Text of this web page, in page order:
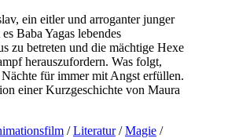
ein eitler und arroganter junger
Baba Yagas lebendes
zu betreten und die mächtige Hexe
herauszufordern. Was folgt,
für immer mit Angst erfüllen.
einer Kurzgeschichte von Maura
/Literatur/Magie/